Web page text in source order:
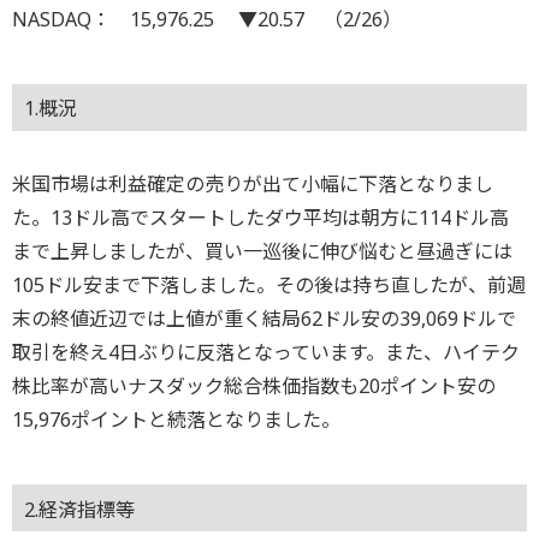
NASDAQ： 15,976.25 ▼20.57 （2/26）
1.概況
米国市場は利益確定の売りが出て小幅に下落となりまし
た。13ドル高でスタートしたダウ平均は朝方に114ドル高
まで上昇しましたが、買い一巡後に伸び悩むと昼過ぎには
105ドル安まで下落しました。その後は持ち直したが、前週
末の終値近辺では上値が重く結局62ドル安の39,069ドルで
取引を終え4日ぶりに反落となっています。また、ハイテク
株比率が高いナスダック総合株価指数も20ポイント安の
15,976ポイントと続落となりました。
2.経済指標等